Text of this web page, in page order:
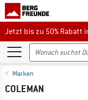
Jetzt bis zu 50% Rabatt
Jetzt bis zu 50% Rabatt
Marken
COLEMAN